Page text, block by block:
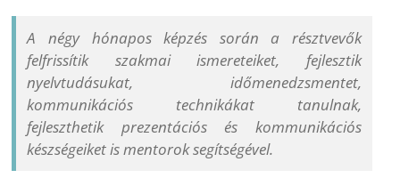
A négy hónapos képzés során a résztvevők
felfrissítik szakmai ismereteiket, fejlesztik
nyelvtudásukat, időmenedzsmentet,
kommunikációs technikákat tanulnak,
fejleszthetik prezentációs és kommunikációs
készségeiket is mentorok segítségével.